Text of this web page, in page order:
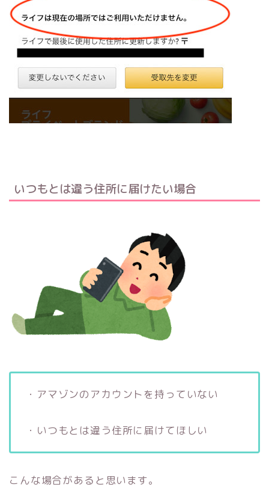
いつもとは違う住所に届けたい場合
・アマゾンのアカウントを持っていない
・いつもとは違う住所に届けてほしい
こんな場合があると思います。